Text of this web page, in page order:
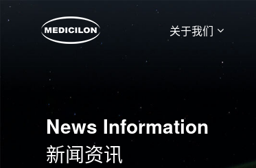
关于我们
News Information
新闻资讯